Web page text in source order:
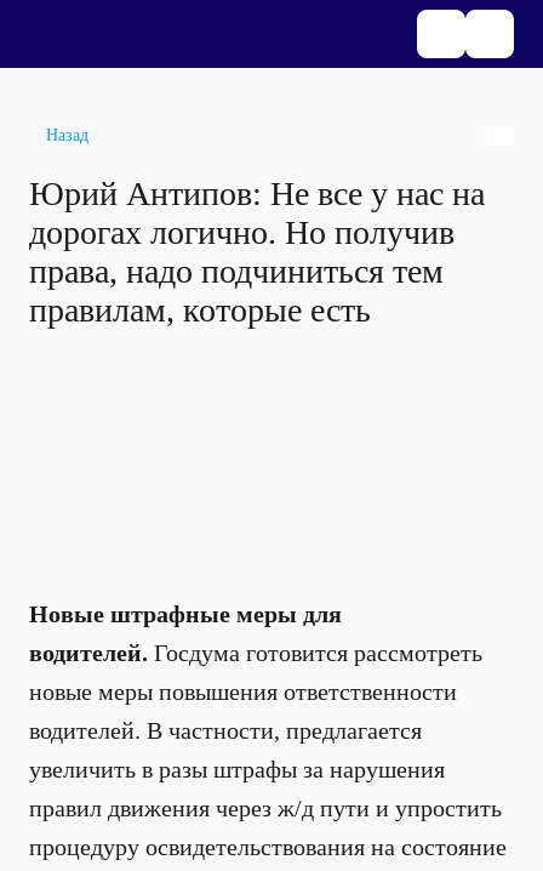
Назад
Юрий Антипов: Не все у нас на
дорогах логично. Но получив
права, надо подчиниться тем
правилам, которые есть
Новые штрафные меры для
водителей. Госдума готовится рассмотреть
новые меры повышения ответственности
водителей. В частности, предлагается
увеличить в разы штрафы за нарушения
правил движения через ж/д пути и упростить
процедуру освидетельствования на состояние